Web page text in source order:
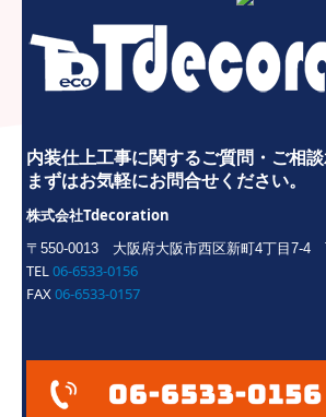
内装仕上工事に関するご質問・ご相談
まずはお気軽にお問合せください。
株式会社Tdecoration
〒550-0013 大阪府大阪市西区新町4丁目7-
TEL06-6533-0156
FAX06-6533-0157